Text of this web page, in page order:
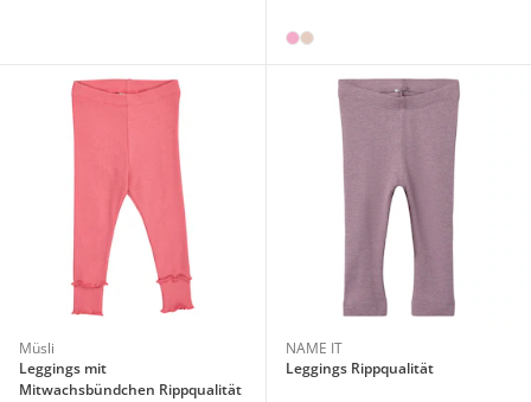
Müsli
Leggings mit
Mitwachsbündchen Rippqualität
NAME IT
Leggings Rippqualität